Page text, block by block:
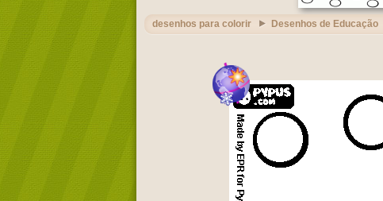
desenhos para colorir Desenhos de Educação